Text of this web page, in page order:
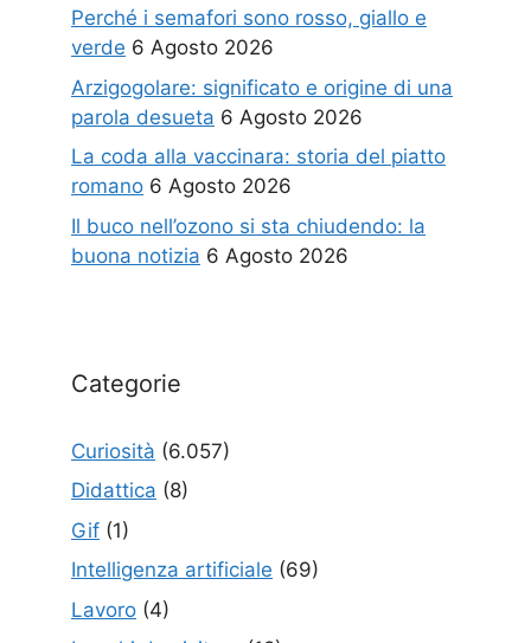
Perché i semafori sono rosso, giallo e
verde 6 Agosto 2026
Arzigogolare: significato e origine di una
parola desueta 6 Agosto 2026
La coda alla vaccinara: storia del piatto
romano 6 Agosto 2026
Il buco nell’ozono si sta chiudendo: la
buona notizia 6 Agosto 2026
Categorie
Curiosità (6.057)
Didattica (8)
Gif (1)
Intelligenza artificiale (69)
Lavoro (4)